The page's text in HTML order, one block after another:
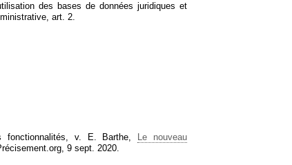
des bases de données juridiques et
art. 2.
fonctionnalités, v. E. Barthe,
Le nouveau
9 sept. 2020.